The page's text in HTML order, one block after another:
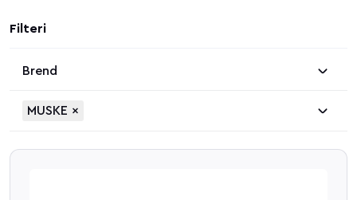
Filteri
Brend
MUSKE ×